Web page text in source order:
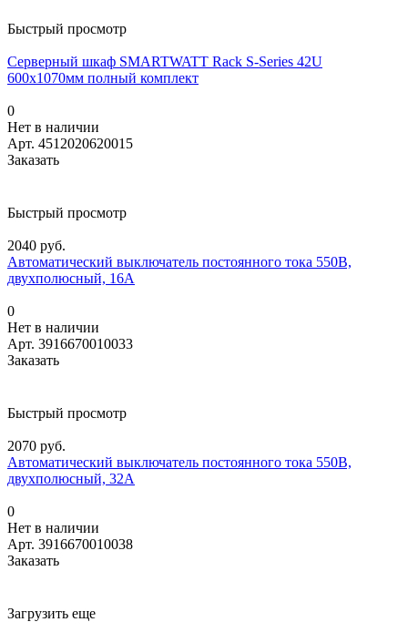
Быстрый просмотр
Серверный шкаф SMARTWATT Rack S-Series 42U
600x1070мм полный комплект
0
Нет в наличии
Арт. 4512020620015
Заказать
Быстрый просмотр
2040 руб.
Автоматический выключатель постоянного тока 550В,
двухполюсный, 16А
0
Нет в наличии
Арт. 3916670010033
Заказать
Быстрый просмотр
2070 руб.
Автоматический выключатель постоянного тока 550В,
двухполюсный, 32А
0
Нет в наличии
Арт. 3916670010038
Заказать
Загрузить еще